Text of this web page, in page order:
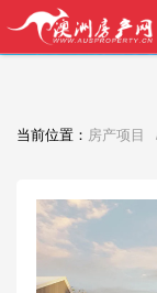
买家中
当前位置： 房产项目